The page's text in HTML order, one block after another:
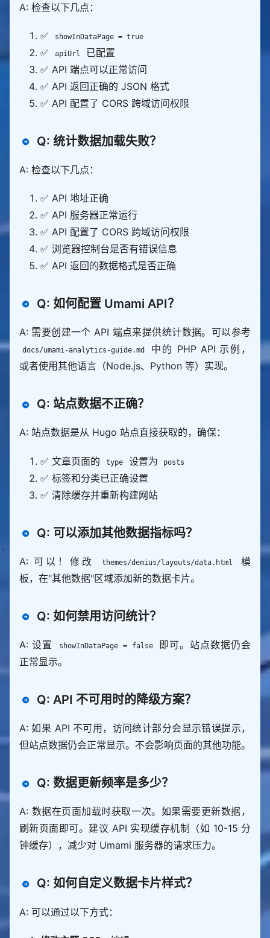
A: 检查以下几点：
✅ showInDataPage = true
✅ apiUrl
已配置
✅ API 端点可以正常访问
✅ API 返回正确的 JSON 格式
✅ API 配置了 CORS 跨域访问权限
Q: 统计数据加载失败？
A: 检查以下几点：
✅ API 地址正确
✅ API 服务器正常运行
✅ API 配置了 CORS 跨域访问权限
✅ 浏览器控制台是否有错误信息
✅ API 返回的数据格式是否正确
Q: 如何配置 Umami API？
A: 需要创建一个 API 端点来提供统计数据。可以参考
docs/umami-analytics-guide.md
中的 PHP API 示例，
或者使用其他语言（Node.js、Python 等）实现。
Q: 站点数据不正确？
A: 站点数据是从 Hugo 站点直接获取的，确保：
✅ 文章页面的 type 设置为 posts
✅ 标签和分类已正确设置
✅ 清除缓存并重新构建网站
Q: 可以添加其他数据指标吗？
A: 可以！修改 themes/demius/layouts/data.html
模
板，在"其他数据"区域添加新的数据卡片。
Q: 如何禁用访问统计？
A: 设置 showInDataPage = false
即可。站点数据仍会
正常显示。
Q: API 不可用时的降级方案？
A: 如果 API 不可用，访问统计部分会显示错误提示，
但站点数据仍会正常显示。不会影响页面的其他功能。
Q: 数据更新频率是多少？
A: 数据在页面加载时获取一次。如果需要更新数据，
刷新页面即可。建议 API 实现缓存机制（如 10-15 分
钟缓存），减少对 Umami 服务器的请求压力。
Q: 如何自定义数据卡片样式？
A: 可以通过以下方式：